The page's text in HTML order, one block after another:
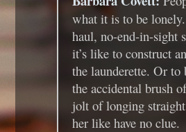
what it is to be
haul, no-end-in-sight
it’s like to construct
the launderette. Or to
the accidental brush
jolt of longing
her like have no clue.